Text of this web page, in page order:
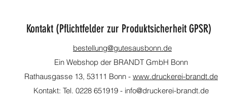
Kontakt (Pflichtfelder zur Produktsicherheit GPSR)
bestellung@gutesausbonn.de
Ein Webshop der BRANDT GmbH Bonn
Rathausgasse 13, 53111 Bonn - www.druckerei-brandt.de
Kontakt: Tel. 0228 651919 - info@druckerei-brandt.de